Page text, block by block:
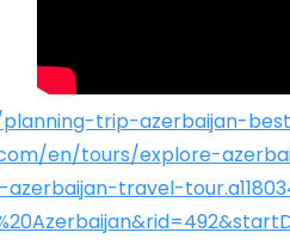
trip-azerbaijan-
en/tours/explore-
travel-